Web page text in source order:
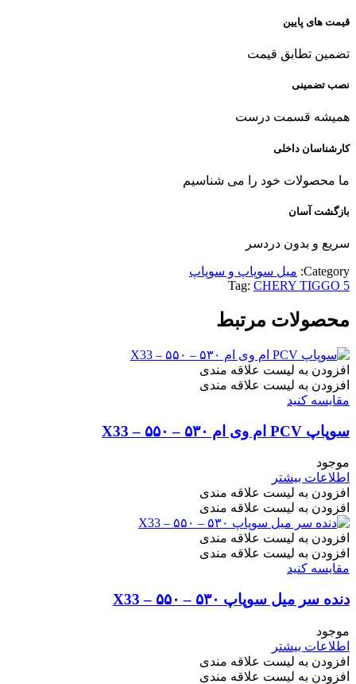
قیمت های پایین
تضمین تطابق قیمت
نصب تضمینی
همیشه قسمت درست
کارشناسان داخلی
ما محصولات خود را می شناسیم
بازگشت آسان
سریع و بدون دردسر
Category: میل سوپاپ و سوپاپ
Tag: CHERY TIGGO 5
محصولات مرتبط
افزودن به لیست علاقه مندی
افزودن به لیست علاقه مندی
مقایسه کنید
سوپاپ PCV ام وی ام ۵۳۰ – ۵۵۰ – X33
موجود
اطلاعات بیشتر
افزودن به لیست علاقه مندی
افزودن به لیست علاقه مندی
افزودن به لیست علاقه مندی
افزودن به لیست علاقه مندی
مقایسه کنید
دنده سر میل سوپاپ ۵۳۰ – ۵۵۰ – X33
موجود
اطلاعات بیشتر
افزودن به لیست علاقه مندی
افزودن به لیست علاقه مندی